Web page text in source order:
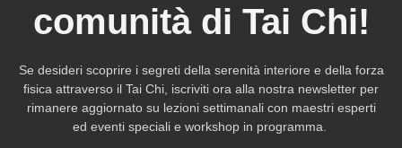
comunità di Tai Chi!
Se desideri scoprire i segreti della serenità interiore e della forza
fisica attraverso il Tai Chi, iscriviti ora alla nostra newsletter per
rimanere aggiornato su lezioni settimanali con maestri esperti
ed eventi speciali e workshop in programma.